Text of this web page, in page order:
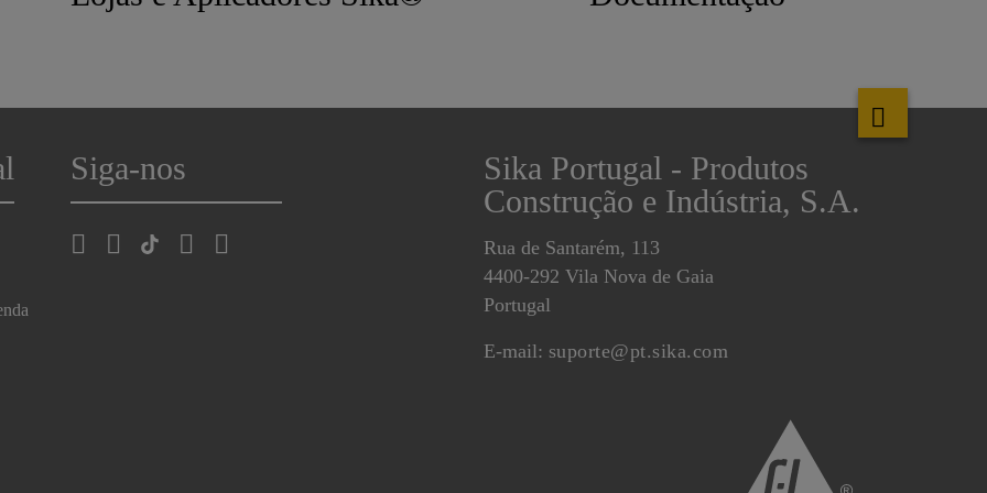
Siga-nos
Sika Portugal - Produtos
Construção e Indústria, S.A.
Rua de Santarém, 113
4400-292 Vila Nova de Gaia
Portugal
E-mail: suporte@pt.sika.com